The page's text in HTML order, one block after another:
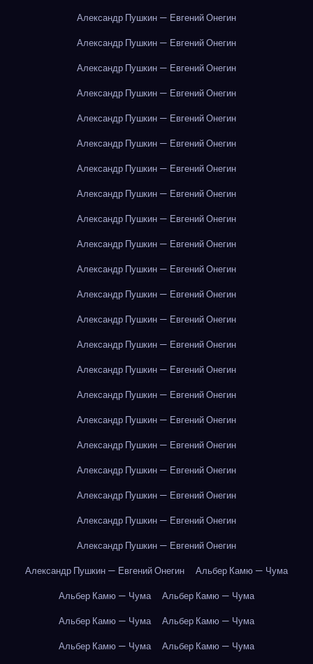
Александр Пушкин — Евгений Онегин
Александр Пушкин — Евгений Онегин
Александр Пушкин — Евгений Онегин
Александр Пушкин — Евгений Онегин
Александр Пушкин — Евгений Онегин
Александр Пушкин — Евгений Онегин
Александр Пушкин — Евгений Онегин
Александр Пушкин — Евгений Онегин
Александр Пушкин — Евгений Онегин
Александр Пушкин — Евгений Онегин
Александр Пушкин — Евгений Онегин
Александр Пушкин — Евгений Онегин
Александр Пушкин — Евгений Онегин
Александр Пушкин — Евгений Онегин
Александр Пушкин — Евгений Онегин
Александр Пушкин — Евгений Онегин
Александр Пушкин — Евгений Онегин
Александр Пушкин — Евгений Онегин
Александр Пушкин — Евгений Онегин
Александр Пушкин — Евгений Онегин
Александр Пушкин — Евгений Онегин
Александр Пушкин — Евгений Онегин
Александр Пушкин — Евгений Онегин
Альбер Камю — Чума
Альбер Камю — Чума
Альбер Камю — Чума
Альбер Камю — Чума
Альбер Камю — Чума
Альбер Камю — Чума
Альбер Камю — Чума